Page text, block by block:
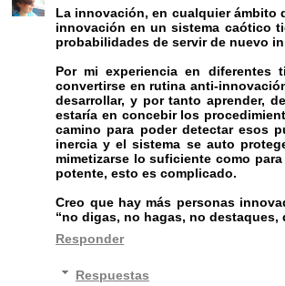
La innovación, en cualquier ámbito
innovación en un sistema caótico
probabilidades de servir de nuevo
Por mi experiencia en diferentes
convertirse en rutina anti-
desarrollar, y por tanto aprender,
estaría en concebir los
camino para poder detectar esos
inercia y el sistema se auto
mimetizarse lo suficiente como
potente, esto es complicado.
Creo que hay más personas
“no digas, no hagas, no
Responder
Respuestas